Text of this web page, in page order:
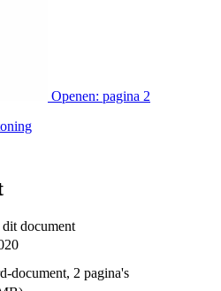
Openen: pagina 2
document
document, 2 pagina's